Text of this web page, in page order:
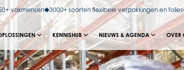
vakmensen 3000+ soorten flexibele verpakkingen en folies
KENNISHUB NIEUWS & AGENDA OVER